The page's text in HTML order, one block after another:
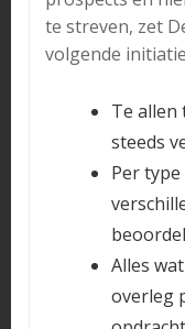
te streven, zet
volgende
Te allen
steeds
Per
Alles
overleg